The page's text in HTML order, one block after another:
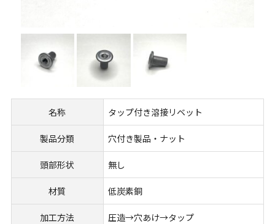
名称 タップ付き溶接リベット
製品分類 穴付き製品・ナット
頭部形状 無し
材質 低炭素銅
加工方法 圧造→穴あけ→タップ